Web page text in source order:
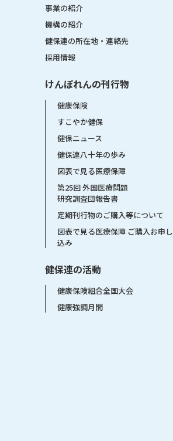
事業の紹介
機構の紹介
健保連の所在地・連絡先
採用情報
けんぽれんの刊行物
健康保険
すこやか健保
健保ニュース
健保連八十年の歩み
図表で見る医療保障
第25回 外国医療問題
研究調査団報告書
定期刊行物のご購入等について
図表で見る医療保障 ご購入お申し
込み
健保連の活動
健康保険組合全国大会
健康強調月間